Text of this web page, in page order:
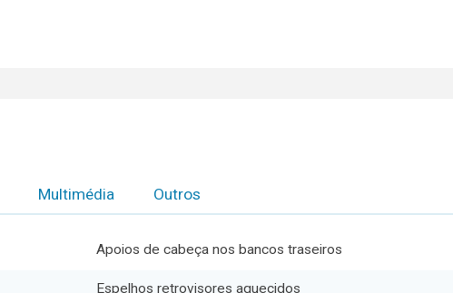
Multimédia Outros
Apoios de cabeça nos bancos traseiros
Espelhos retrovisores aquecidos